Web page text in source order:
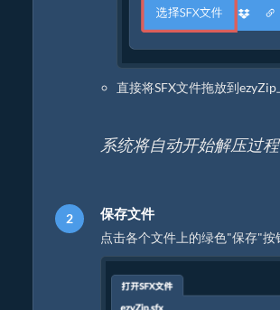
直接将SFX文件拖放到ezyZip
系统将自动开始解压过
保存文件
点击各个文件上的绿色"保存"